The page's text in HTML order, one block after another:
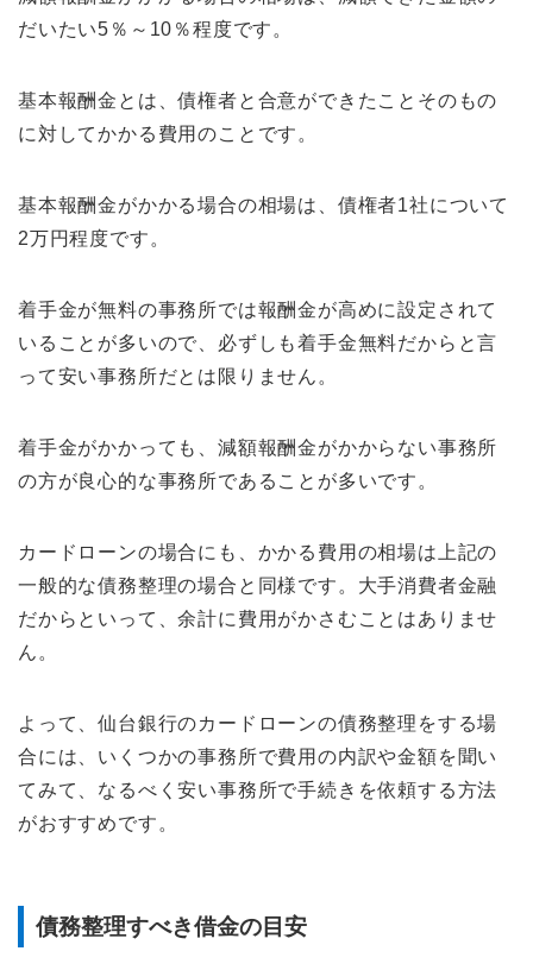
だいたい5％～10％程度です。
基本報酬金とは、債権者と合意ができたことそのもの
に対してかかる費用のことです。
基本報酬金がかかる場合の相場は、債権者1社について
2万円程度です。
着手金が無料の事務所では報酬金が高めに設定されて
いることが多いので、必ずしも着手金無料だからと言
って安い事務所だとは限りません。
着手金がかかっても、減額報酬金がかからない事務所
の方が良心的な事務所であることが多いです。
カードローンの場合にも、かかる費用の相場は上記の
一般的な債務整理の場合と同様です。大手消費者金融
だからといって、余計に費用がかさむことはありませ
ん。
よって、仙台銀行のカードローンの債務整理をする場
合には、いくつかの事務所で費用の内訳や金額を聞い
てみて、なるべく安い事務所で手続きを依頼する方法
がおすすめです。
債務整理すべき借金の目安